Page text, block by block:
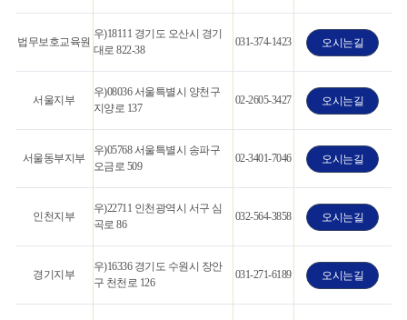
법무보호교육원
우)18111 경기도 오산시 경기
대로 822-38
031-374-1423 오시는길
서울지부
우)08036 서울특별시 양천구
지양로 137
02-2605-3427 오시는길
서울동부지부
우)05768 서울특별시 송파구
오금로 509
02-3401-7046 오시는길
인천지부
우)22711 인천광역시 서구 심
곡로 86
032-564-3858 오시는길
경기지부
우)16336 경기도 수원시 장안
구 천천로 126
031-271-6189 오시는길